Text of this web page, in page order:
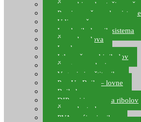
Šaranski podmetači, mreže
Pernice za šaranske sisteme
Udice za šarana, amura
Izrada ribolovnih sistema
Šaranska olova
Leadcore
Igle za šaranski ribolov
Špage, upredenice
Vaganje i zaštita ribe
Pop Up Boile – lovne
Boile lovne
DIP-ovi i arome za ribolov
Šaranske torbe
PVA vrećice i pribor